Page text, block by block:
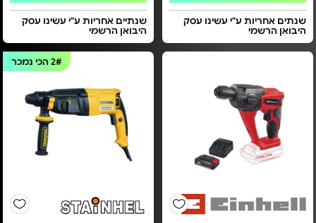
שנתים אחריות ע"י עשינו עסק
היבואן הרשמי
שנתיים אחריות ע"י עשינו עסק
היבואן הרשמי
2#הכי נמכר